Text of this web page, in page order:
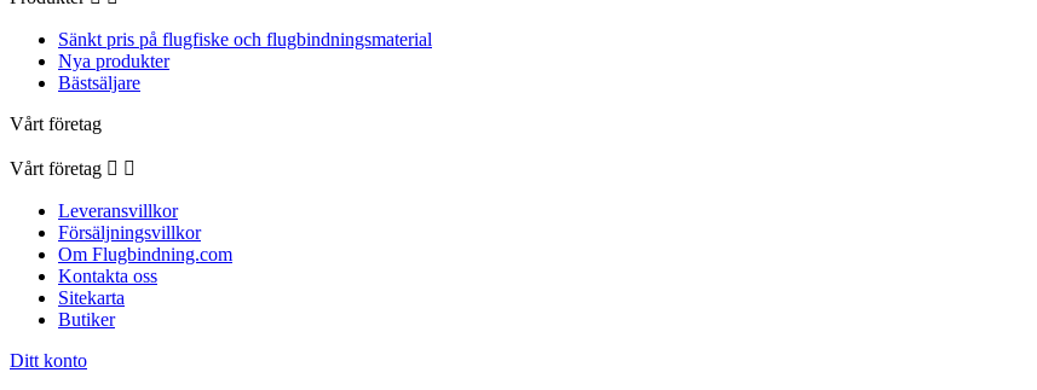
Sänkt pris på flugfiske och flugbindningsmaterial
Nya produkter
Bästsäljare
Vårt företag
Vårt företag  
Leveransvillkor
Försäljningsvillkor
Om Flugbindning.com
Kontakta oss
Sitekarta
Butiker
Ditt konto